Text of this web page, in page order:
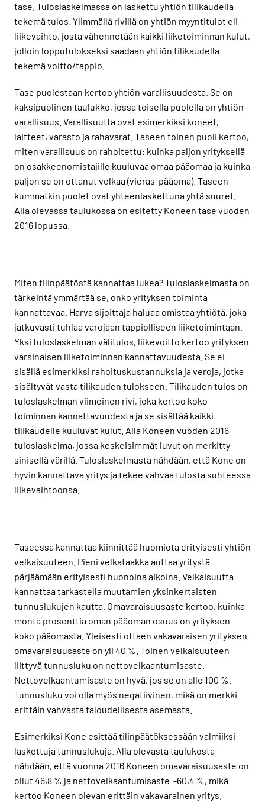
tase. Tuloslaskelmassa on laskettu yhtiön tilikaudella
tekemä tulos. Ylimmällä rivillä on yhtiön myyntitulot eli
liikevaihto, josta vähennetään kaikki liiketoiminnan kulut,
jolloin lopputulokseksi saadaan yhtiön tilikaudella
tekemä voitto/tappio.
Tase puolestaan kertoo yhtiön varallisuudesta. Se on
kaksipuolinen taulukko, jossa toisella puolella on yhtiön
varallisuus. Varallisuutta ovat esimerkiksi koneet,
laitteet, varasto ja rahavarat. Taseen toinen puoli kertoo,
miten varallisuus on rahoitettu: kuinka paljon yrityksellä
on osakkeenomistajille kuuluvaa omaa pääomaa ja kuinka
paljon se on ottanut velkaa (vieras pääoma). Taseen
kummatkin puolet ovat yhteenlaskettuna yhtä suuret.
Alla olevassa taulukossa on esitetty Koneen tase vuoden
2016 lopussa.
Miten tilinpäätöstä kannattaa lukea? Tuloslaskelmasta on
tärkeintä ymmärtää se, onko yrityksen toiminta
kannattavaa. Harva sijoittaja haluaa omistaa yhtiötä, joka
jatkuvasti tuhlaa varojaan tappiolliseen liiketoimintaan.
Yksi tuloslaskelman välitulos, liikevoitto kertoo yrityksen
varsinaisen liiketoiminnan kannattavuudesta. Se ei
sisällä esimerkiksi rahoituskustannuksia ja veroja, jotka
sisältyvät vasta tilikauden tulokseen. Tilikauden tulos on
tuloslaskelman viimeinen rivi, joka kertoo koko
toiminnan kannattavuudesta ja se sisältää kaikki
tilikaudelle kuuluvat kulut. Alla Koneen vuoden 2016
tuloslaskelma, jossa keskeisimmät luvut on merkitty
sinisellä värillä. Tuloslaskelmasta nähdään, että Kone on
hyvin kannattava yritys ja tekee vahvaa tulosta suhteessa
liikevaihtoonsa.
Taseessa kannattaa kiinnittää huomiota erityisesti yhtiön
velkaisuuteen. Pieni velkataakka auttaa yritystä
pärjäämään erityisesti huonoina aikoina. Velkaisuutta
kannattaa tarkastella muutamien yksinkertaisten
tunnuslukujen kautta. Omavaraisuusaste kertoo, kuinka
monta prosenttia oman pääoman osuus on yrityksen
koko pääomasta. Yleisesti ottaen vakavaraisen yrityksen
omavaraisuusaste on yli 40 %. Toinen velkaisuuteen
liittyvä tunnusluku on nettovelkaantumisaste.
Nettovelkaantumisaste on hyvä, jos se on alle 100 %.
Tunnusluku voi olla myös negatiivinen, mikä on merkki
erittäin vahvasta taloudellisesta asemasta.
Esimerkiksi Kone esittää tilinpäätöksessään valmiiksi
laskettuja tunnuslukuja. Alla olevasta taulukosta
nähdään, että vuonna 2016 Koneen omavaraisuusaste on
ollut 46,8 % ja nettovelkaantumisaste -60,4 %, mikä
kertoo Koneen olevan erittäin vakavarainen yritys.